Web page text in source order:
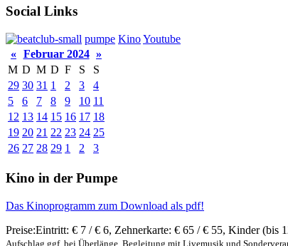
Social Links
pumpe KinoYoutube
« Februar 2024 »
M D M D F S
S
29 30 31 1 2 3
4
5
6 7 8 9 10 11
12 13 14 15 16 17 18
19 20 21 22 23 24 25
26 27 28 29 1 2 3
Kino in der Pumpe
Das Kinoprogramm zum Download als pdf!
Preise:Eintritt: € 7 / € 6, Zehnerkarte: € 65 / € 55, Kinder (bis
Aufschlag ggf. bei Überlänge, Begleitung mit Livemusik und